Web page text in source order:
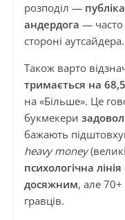
розподіл —
андердога — часто
стороні аутсайдера.
Також варто
тримається на 68,5
на «Більше». Це
букмекери
бажають
heavy money
психологічна лінія
досяжним, але
гравців.